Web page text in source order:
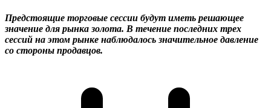
Предстоящие торговые сессии будут иметь решающее
значение для рынка золота. В течение последних трех
сессий на этом рынке наблюдалось значительное давление
со стороны продавцов.